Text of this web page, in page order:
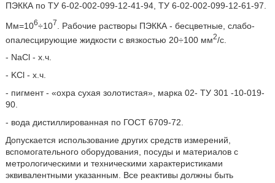
ПЭККА по ТУ 6-02-002-099-12-41-94, ТУ 6-02-002-099-12-61-97.
Мм=106÷107
. Рабочие растворы ПЭККА - бесцветные, слабо-
опалесцирующие жидкости с вязкостью 20÷100 мм2/с.
- NaCl - х.ч.
- KCl - х.ч.
- пигмент - «охра сухая золотистая», марка 02- ТУ 301 -10-019-
90.
- вода дистиллированная по ГОСТ 6709-72.
Допускается использование других средств измерений,
вспомогательного оборудования, посуды и материалов с
метрологическими и техническими характеристиками
эквивалентными указанным. Все реактивы должны быть